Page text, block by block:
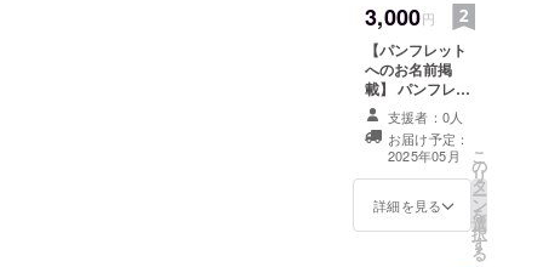
カード】 感謝の
気持ちを込め
て、お礼のメッ
セージをお送り
します。
3,000円
【パンフレット
へのお名前掲
載】 パンフレッ
トに、支援者様
のお名前（ニッ
クネーム）を掲
載します。 ・支
援時、必ず備考
欄に希望される
支援者：0人
お届け予定：
2025年05月
詳細を見る
こ
の
リ
タ
ー
ン
を
選
択
す
る